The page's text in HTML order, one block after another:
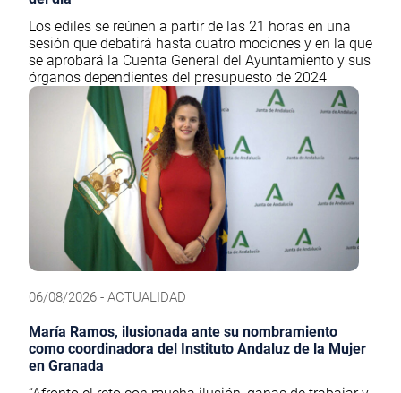
Los ediles se reúnen a partir de las 21 horas en una
sesión que debatirá hasta cuatro mociones y en la que
se aprobará la Cuenta General del Ayuntamiento y sus
órganos dependientes del presupuesto de 2024
06/08/2026 - ACTUALIDAD
María Ramos, ilusionada ante su nombramiento
como coordinadora del Instituto Andaluz de la Mujer
en Granada